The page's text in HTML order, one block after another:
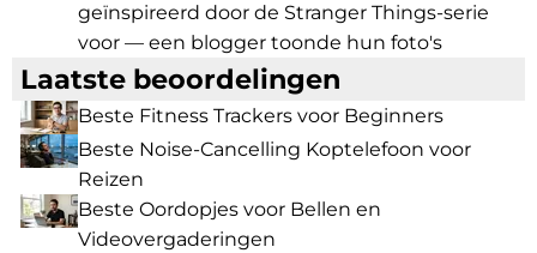
geïnspireerd door de Stranger Things-serie
voor — een blogger toonde hun foto's
Laatste beoordelingen
Beste Fitness Trackers voor Beginners
Beste Noise-Cancelling Koptelefoon voor
Reizen
Beste Oordopjes voor Bellen en
Videovergaderingen